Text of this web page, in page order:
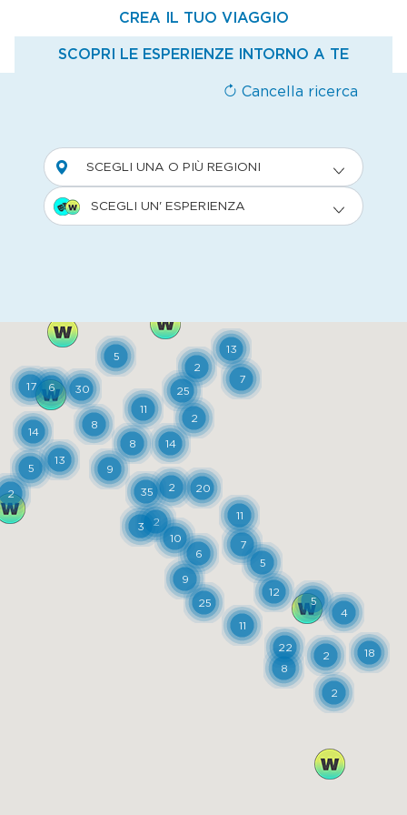
CREA IL TUO VIAGGIO
SCOPRI LE ESPERIENZE INTORNO A TE
Cancella ricerca
SCEGLI UNA O PIÙ REGIONI
SCEGLI UN' ESPERIENZA
22
5
12
8
25
9
6
7
8
11
5
3
25
11
13
35
7
30
5
2
14
2
20
11
17
13
14
9
2
8
2
2
6
2
5
10
2
18
4